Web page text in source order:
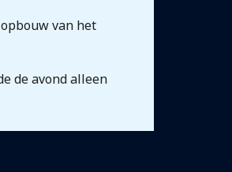
van het
de avond alleen